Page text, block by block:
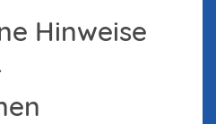
Hinweise